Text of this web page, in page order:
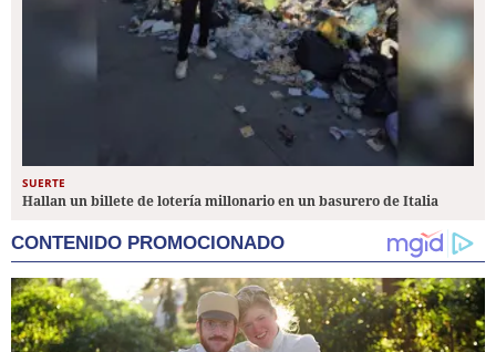
SUERTE
Hallan un billete de lotería millonario en un basurero de Italia
CONTENIDO PROMOCIONADO